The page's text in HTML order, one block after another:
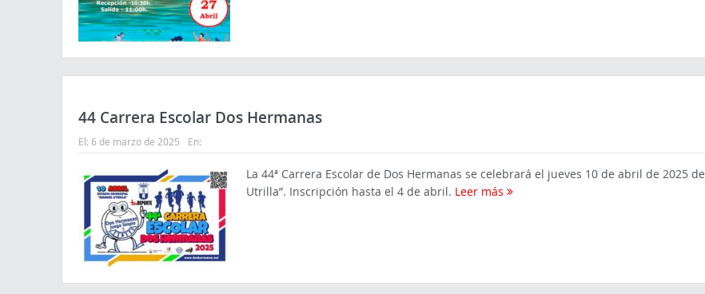
44 Carrera Escolar Dos Hermanas
El: 6 de marzo de 2025 En:
La 44ª Carrera Escolar de Dos Hermanas se celebrará el jueves 10 de abril de 2025
Utrilla”. Inscripción hasta el 4 de abril. Leer más